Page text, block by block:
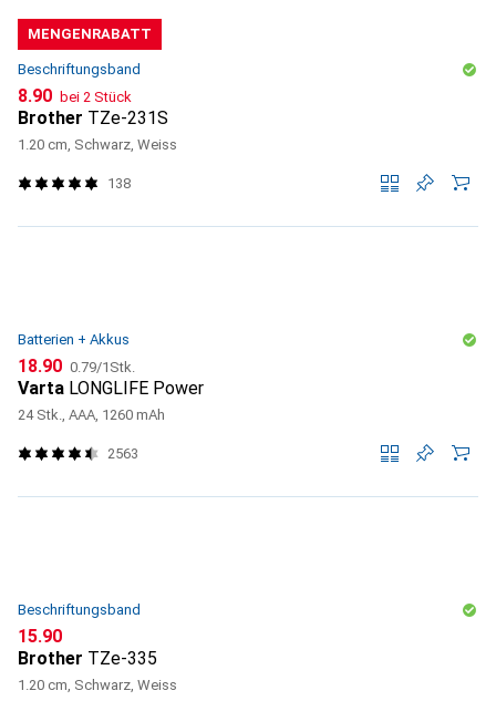
MENGENRABATT
Beschriftungsband
CHF
8.90 bei 2 Stück
Brother TZe-231S
1.20 cm, Schwarz, Weiss
138
Batterien + Akkus
CHF
18.90 CHF
0.79/1Stk.
Varta LONGLIFE Power
24 Stk., AAA, 1260 mAh
2563
Beschriftungsband
CHF
15.90
Brother TZe-335
1.20 cm, Schwarz, Weiss